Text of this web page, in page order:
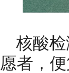
核酸
愿者，